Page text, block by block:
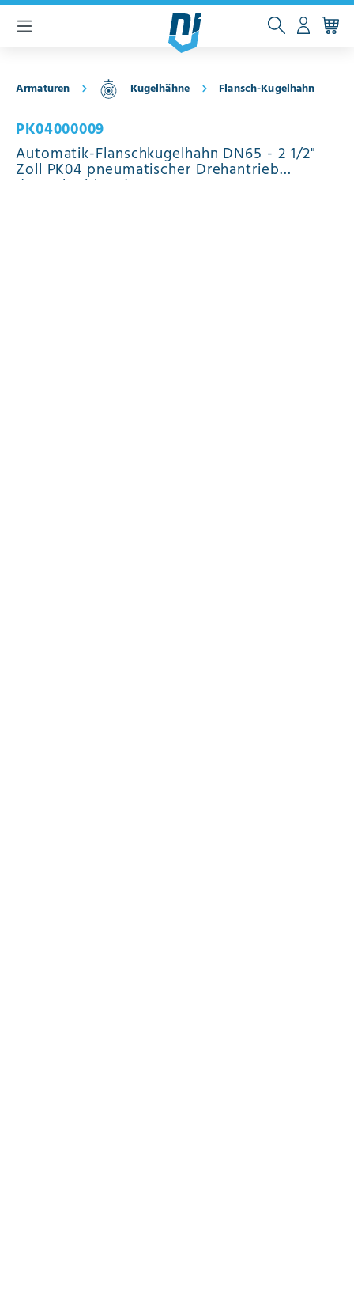
springen
Armaturen Kugelhähne Flansch-Kugelhahn
PK04000009
Automatik-Flanschkugelhahn DN65 - 2 1/2"
Zoll PK04 pneumatischer Drehantrieb
doppeltwirkend